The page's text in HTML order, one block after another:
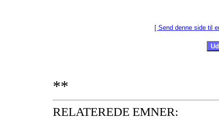
[ Send denne side til
**
RELATEREDE EMNER: